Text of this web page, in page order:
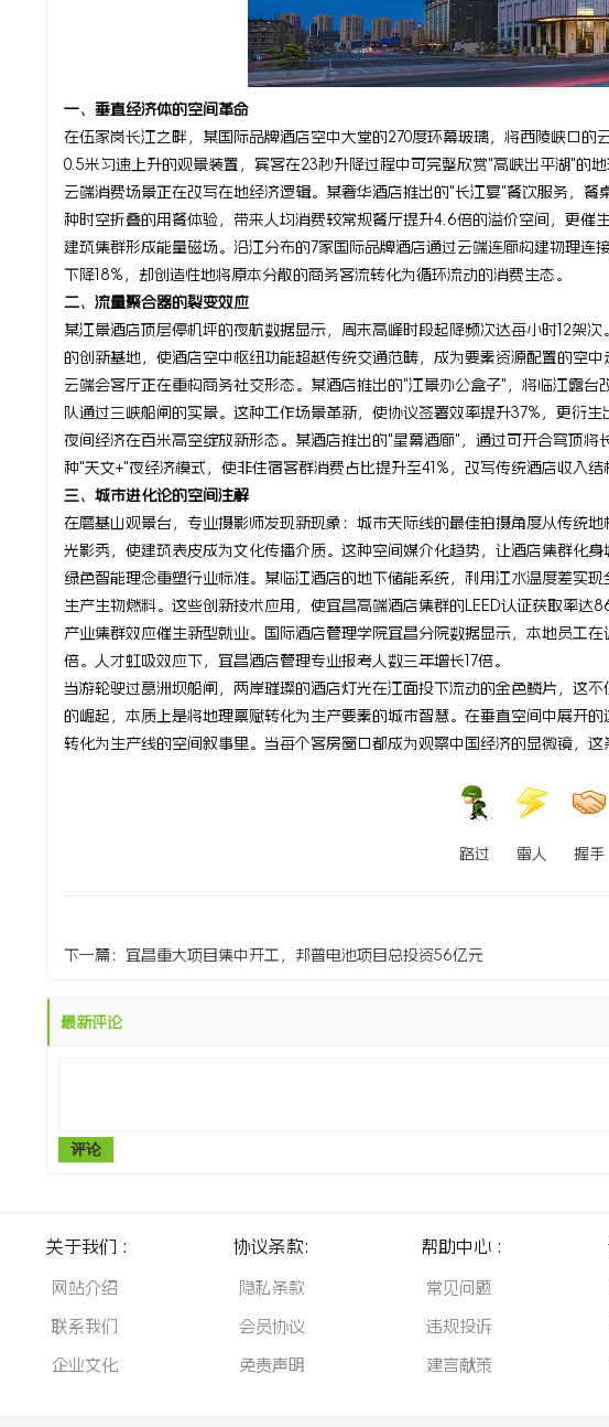
一、垂直经济体的空间革命
在伍家岗长江之畔，某国际品牌酒店空中大堂的270度环幕玻璃，将西陵峡口
0.5米匀速上升的观景装置，宾客在23秒升降过程中可完整欣赏"高峡出平湖"的
云端消费场景正在改写在地经济逻辑。某奢华酒店推出的"长江宴"餐饮服务，
种时空折叠的用餐体验，带来人均消费较常规餐厅提升4.6倍的溢价空间，更催
建筑集群形成能量磁场。沿江分布的7家国际品牌酒店通过云端连廊构建物理
下降18%，却创造性地将原本分散的商务客流转化为循环流动的消费生态。
二、流量聚合器的裂变效应
某江景酒店顶层停机坪的夜航数据显示，周末高峰时段起降频次达每小时12架
的创新基地，使酒店空中枢纽功能超越传统交通范畴，成为要素资源配置的空中
云端会客厅正在重构商务社交形态。某酒店推出的"江景办公盒子"，将临江露
队通过三峡船闸的实景。这种工作场景革新，使协议签署效率提升37%，更衍生
夜间经济在百米高空绽放新形态。某酒店推出的"星幕酒廊"，通过可开合穹顶
种"天文+"夜经济模式，使非住宿客群消费占比提升至41%，改写传统酒店收入结
三、城市进化论的空间注解
在磨基山观景台，专业摄影师发现新现象：城市天际线的最佳拍摄角度从传统
光影秀，使建筑表皮成为文化传播介质。这种空间媒介化趋势，让酒店集群化身
绿色智能理念重塑行业标准。某临江酒店的地下储能系统，利用江水温度差实
生产生物燃料。这些创新技术应用，使宜昌高端酒店集群的LEED认证获取率达
产业集群效应催生新型就业。国际酒店管理学院宜昌分院数据显示，本地员工
倍。人才虹吸效应下，宜昌酒店管理专业报考人数三年增长17倍。
当游轮驶过葛洲坝船闸，两岸璀璨的酒店灯光在江面投下流动的金色鳞片，这
的崛起，本质上是将地理禀赋转化为生产要素的城市智慧。在垂直空间中展开
转化为生产线的空间叙事里。当每个客房窗口都成为观察中国经济的显微镜，这
路过 雷人 握手
下一篇： 宜昌重大项目集中开工，邦普电池项目总投资56亿元
最新评论
评论
关于我们 :
网站介绍
联系我们
企业文化
协议条款:
隐私条款
会员协议
免责声明
帮助中心 :
常见问题
违规投诉
建言献策